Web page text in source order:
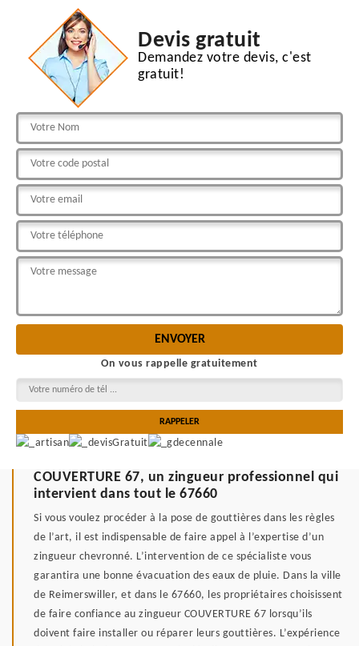
Devis gratuit
Demandez votre devis, c'est
gratuit!
On vous rappelle gratuitement
COUVERTURE 67, un zingueur professionnel qui
intervient dans tout le 67660
Si vous voulez procéder à la pose de gouttières dans les règles
de l’art, il est indispensable de faire appel à l’expertise d’un
zingueur chevronné. L’intervention de ce spécialiste vous
garantira une bonne évacuation des eaux de pluie. Dans la ville
de Reimerswiller, et dans le 67660, les propriétaires choisissent
de faire confiance au zingueur COUVERTURE 67 lorsqu’ils
doivent faire installer ou réparer leurs gouttières. L’expérience